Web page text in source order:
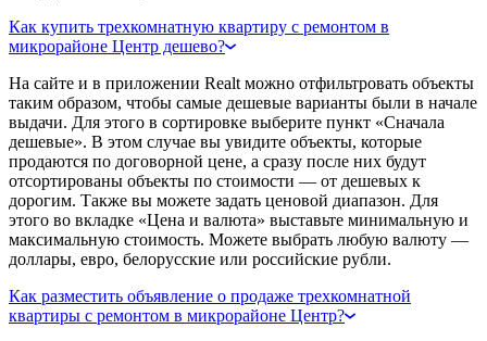
Как купить трехкомнатную квартиру с ремонтом в
микрорайоне Центр дешево?
На сайте и в приложении Realt можно отфильтровать объекты
таким образом, чтобы самые дешевые варианты были в начале
выдачи. Для этого в сортировке выберите пункт «Сначала
дешевые». В этом случае вы увидите объекты, которые
продаются по договорной цене, а сразу после них будут
отсортированы объекты по стоимости — от дешевых к
дорогим. Также вы можете задать ценовой диапазон. Для
этого во вкладке «Цена и валюта» выставьте минимальную и
максимальную стоимость. Можете выбрать любую валюту —
доллары, евро, белорусские или российские рубли.
Как разместить объявление о продаже трехкомнатной
квартиры с ремонтом в микрорайоне Центр?